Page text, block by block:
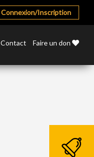
Connexion/Inscription
Contact Faire un don